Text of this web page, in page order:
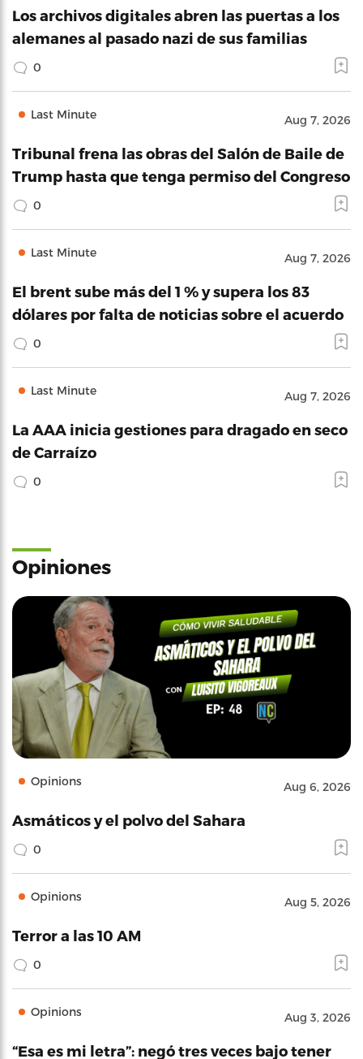
Los archivos digitales abren las puertas a los
alemanes al pasado nazi de sus familias
0
Last Minute Aug 7, 2026
Tribunal frena las obras del Salón de Baile de
Trump hasta que tenga permiso del Congreso
0
Last Minute Aug 7, 2026
El brent sube más del 1 % y supera los 83
dólares por falta de noticias sobre el acuerdo
0
Last Minute Aug 7, 2026
La AAA inicia gestiones para dragado en seco
de Carraízo
0
Opiniones
Opinions Aug 6, 2026
Asmáticos y el polvo del Sahara
0
Opinions Aug 5, 2026
Terror a las 10 AM
0
Opinions Aug 3, 2026
“Esa es mi letra”: negó tres veces bajo tener